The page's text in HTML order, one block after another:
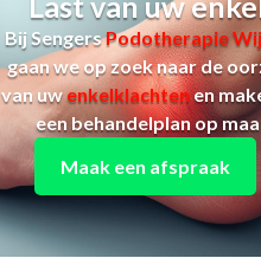
Bij SengersPodotherapie
gaan we op zoek naar de
van uwenkelklachtenen
een behandelplan op
Maak een afspraak